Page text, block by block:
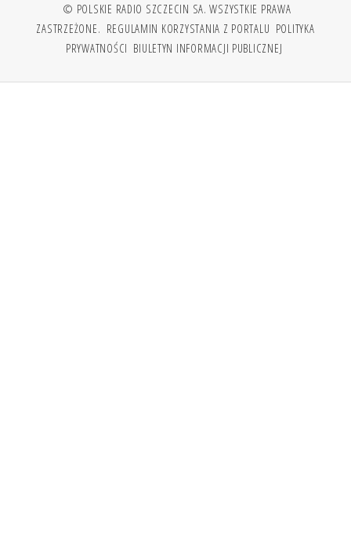
© POLSKIE RADIO SZCZECIN SA. WSZYSTKIE PRAWA
ZASTRZEŻONE. REGULAMIN KORZYSTANIA Z PORTALU POLITYKA
PRYWATNOŚCI BIULETYN INFORMACJI PUBLICZNEJ